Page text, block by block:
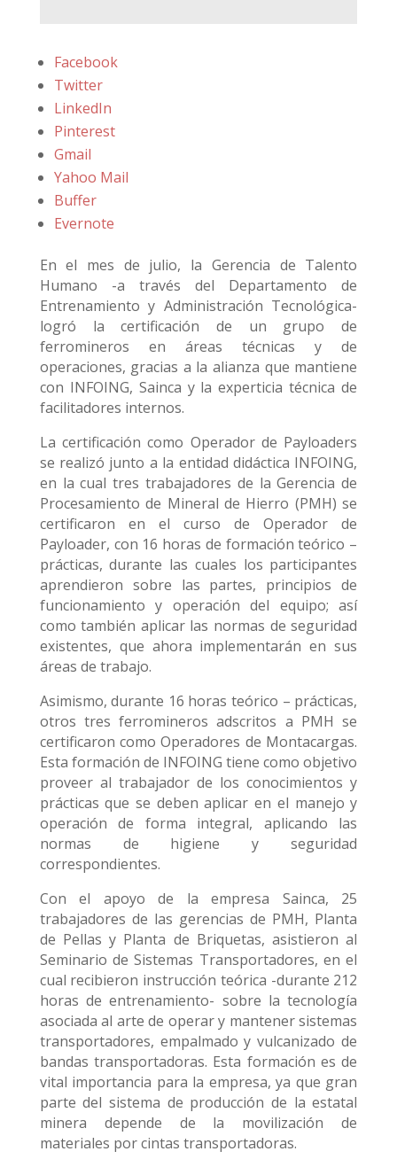
Facebook
Twitter
LinkedIn
Pinterest
Gmail
Yahoo Mail
Buffer
Evernote
En el mes de julio, la Gerencia de Talento
Humano -a través del Departamento de
Entrenamiento y Administración Tecnológica-
logró la certificación de un grupo de
ferromineros en áreas técnicas y de
operaciones, gracias a la alianza que mantiene
con INFOING, Sainca y la experticia técnica de
facilitadores internos.
La certificación como Operador de Payloaders
se realizó junto a la entidad didáctica INFOING,
en la cual tres trabajadores de la Gerencia de
Procesamiento de Mineral de Hierro (PMH) se
certificaron en el curso de Operador de
Payloader, con 16 horas de formación teórico –
prácticas, durante las cuales los participantes
aprendieron sobre las partes, principios de
funcionamiento y operación del equipo; así
como también aplicar las normas de seguridad
existentes, que ahora implementarán en sus
áreas de trabajo.
Asimismo, durante 16 horas teórico – prácticas,
otros tres ferromineros adscritos a PMH se
certificaron como Operadores de Montacargas.
Esta formación de INFOING tiene como objetivo
proveer al trabajador de los conocimientos y
prácticas que se deben aplicar en el manejo y
operación de forma integral, aplicando las
normas de higiene y seguridad
correspondientes.
Con el apoyo de la empresa Sainca, 25
trabajadores de las gerencias de PMH, Planta
de Pellas y Planta de Briquetas, asistieron al
Seminario de Sistemas Transportadores, en el
cual recibieron instrucción teórica -durante 212
horas de entrenamiento- sobre la tecnología
asociada al arte de operar y mantener sistemas
transportadores, empalmado y vulcanizado de
bandas transportadoras. Esta formación es de
vital importancia para la empresa, ya que gran
parte del sistema de producción de la estatal
minera depende de la movilización de
materiales por cintas transportadoras.